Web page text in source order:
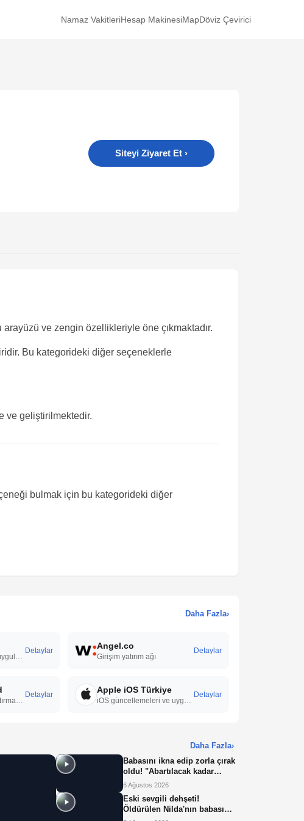
Namaz VakitleriHesap MakinesiMapDöviz Çevirici
Siteyi Ziyaret Et ›
ve zengin özellikleriyle öne çıkmaktadır.
Bu kategorideki diğer seçeneklerle
ve geliştirilmektedir.
bulmak için bu kategorideki diğer
Daha Fazla›
Detaylar Angel.co
Girişim yatırım ağı
Detaylar
Detaylar Apple iOS Türkiye Detaylar
Daha Fazla›
Babasını ikna edip zorla çırak
oldu! "Abartılacak kadar
yorucu bir iş değil"
6 Ağustos 2026
Eski sevgili dehşeti!
Öldürülen Nilda'nın babası